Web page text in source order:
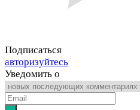
Подписаться
авторизуйтесь
Уведомить о